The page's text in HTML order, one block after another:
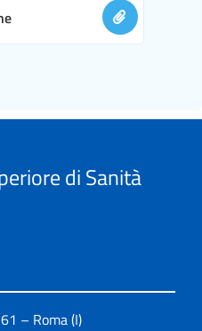
di Sanità
– Roma (I)